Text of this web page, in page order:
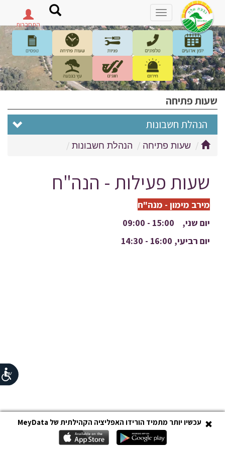
פתח
תפריט
שעות פתיחה
הנהלת חשבונות
שעות פתיחה הנהלת חשבונות
שעות פעילות - הנה"ח
מירב מימון - מנה"ח
יום שני, 15:00 - 09:00
יום רביעי, 16:00 - 14:30
עכשיו יותר מתמיד הורידו האפליציה הקהילתית של MeyData